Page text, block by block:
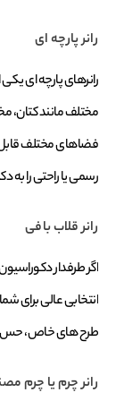
رانر پارچه‌ ای
رانرهای پارچه‌ ای
مختلف مانند کتان،
فضاهای مختلف قابل
رسمی یا راحتی را به
رانر قلاب‌ بافی
اگر طرفدار
انتخابی عالی برای
طرح‌ های خاص، حس
رانر چرم یا چرم